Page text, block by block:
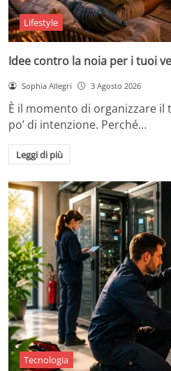
Lifestyle
Idee contro la noia per i tuoi
Sophia Allegri 3 Agosto 2026
È il momento di organizzare il
po’ di intenzione. Perché…
Leggi di più
Tecnologia